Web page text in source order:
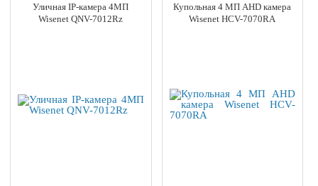
Уличная IP-камера 4МП
Wisenet QNV-7012Rz
Купольная 4 МП AHD камера
Wisenet HCV-7070RA